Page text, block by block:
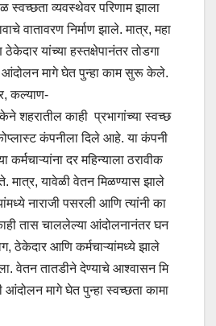
स्वच्छता व्यवस्थेवर परिणाम झाला
वातावरण निर्माण झाले. मात्र, महा
यांच्या हस्तक्षेपानंतर तोडगा
आंदोलन मागे घेत पुन्हा काम सुरू केले.
कल्याण-
शहरातील काही प्रभागांच्या स्वच्छ
कंपनीला दिले आहे. या कंपनी
कर्मचाऱ्यांना दर महिन्याला ठरावीक
मात्र, यावेळी वेतन मिळण्यास झाले
नाराजी पसरली आणि त्यांनी का
तास चाललेल्या आंदोलनानंतर घन
ठेकेदार आणि कर्मचाऱ्यांमध्ये झाले
वेतन तातडीने देण्याचे आश्वासन मि
आंदोलन मागे घेत पुन्हा स्वच्छता कामा